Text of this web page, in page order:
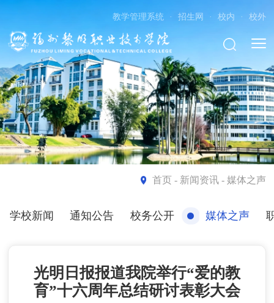
教学管理系统 · 招生网 · 校内 · 校外
首页- 新闻资讯 - 媒体之声
学校新闻 通知公告 校务公开 媒体之声
光明日报报道我院举行“爱的教
育”十六周年总结研讨表彰大会